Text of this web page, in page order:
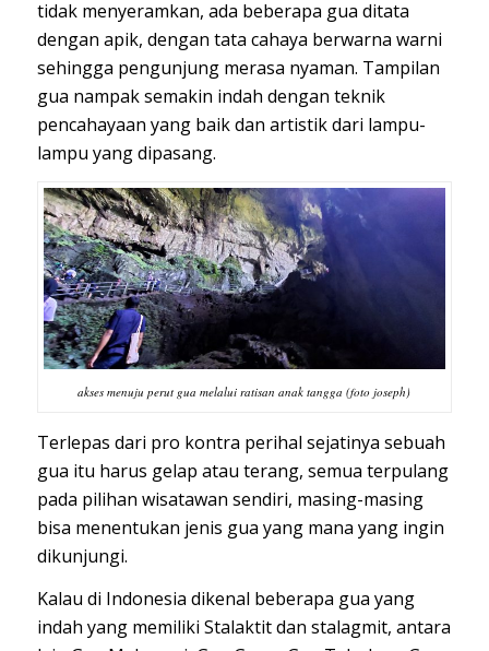
tidak menyeramkan, ada beberapa gua ditata
dengan apik, dengan tata cahaya berwarna warni
sehingga pengunjung merasa nyaman. Tampilan
gua nampak semakin indah dengan teknik
pencahayaan yang baik dan artistik dari lampu-
lampu yang dipasang.
akses menuju perut gua melalui ratisan anak tangga (foto joseph)
Terlepas dari pro kontra perihal sejatinya sebuah
gua itu harus gelap atau terang, semua terpulang
pada pilihan wisatawan sendiri, masing-masing
bisa menentukan jenis gua yang mana yang ingin
dikunjungi.
Kalau di Indonesia dikenal beberapa gua yang
indah yang memiliki Stalaktit dan stalagmit, antara